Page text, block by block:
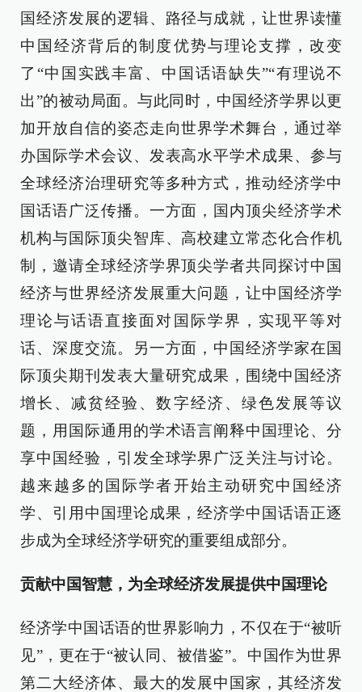
国经济发展的逻辑、路径与成就，让世界读懂
中国经济背后的制度优势与理论支撑，改变
了“中国实践丰富、中国话语缺失”“有理说不
出”的被动局面。与此同时，中国经济学界以更
加开放自信的姿态走向世界学术舞台，通过举
办国际学术会议、发表高水平学术成果、参与
全球经济治理研究等多种方式，推动经济学中
国话语广泛传播。一方面，国内顶尖经济学术
机构与国际顶尖智库、高校建立常态化合作机
制，邀请全球经济学界顶尖学者共同探讨中国
经济与世界经济发展重大问题，让中国经济学
理论与话语直接面对国际学界，实现平等对
话、深度交流。另一方面，中国经济学家在国
际顶尖期刊发表大量研究成果，围绕中国经济
增长、减贫经验、数字经济、绿色发展等议
题，用国际通用的学术语言阐释中国理论、分
享中国经验，引发全球学界广泛关注与讨论。
越来越多的国际学者开始主动研究中国经济
学、引用中国理论成果，经济学中国话语正逐
步成为全球经济学研究的重要组成部分。
贡献中国智慧，为全球经济发展提供中国理论
经济学中国话语的世界影响力，不仅在于“被听
见”，更在于“被认同、被借鉴”。中国作为世界
第二大经济体、最大的发展中国家，其经济发